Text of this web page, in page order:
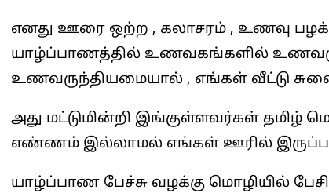
எனது ஊரை ஒற்ற , கலாசரம் , உணவு
யாழ்ப்பாணத்தில் உணவகங்களில்
உணவருந்தியமையால் , எங்கள் வீட்டு
அது மட்டுமின்றி இங்குள்ளவர்கள் தமிழ்
எண்ணம் இல்லாமல் எங்கள் ஊரில்
யாழ்ப்பாண பேச்சு வழக்கு மொழியில்